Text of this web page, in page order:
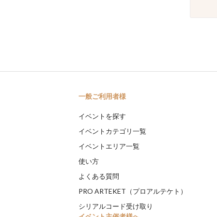
一般ご利用者様
イベントを探す
イベントカテゴリ一覧
イベントエリア一覧
使い方
よくある質問
PRO ARTEKET（プロアルテケト）
シリアルコード受け取り